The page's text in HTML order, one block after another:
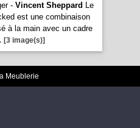
- Vincent Sheppard Le
est une combinaison
à la main avec un cadre
[3 image(s)]
Meublerie